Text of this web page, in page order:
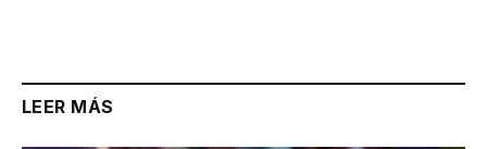
LEER MÁS